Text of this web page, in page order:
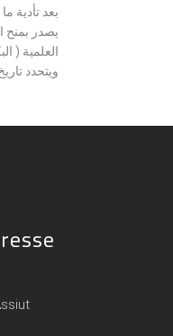
بعد تأدية
يصدر بمنح
العلمية (
ويتحدد